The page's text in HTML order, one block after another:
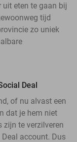
uit eten te gaan bij
tijd
zo uniek
Deal
of nu alvast een
dat je hem niet
zijn te verzilveren
account. Dus